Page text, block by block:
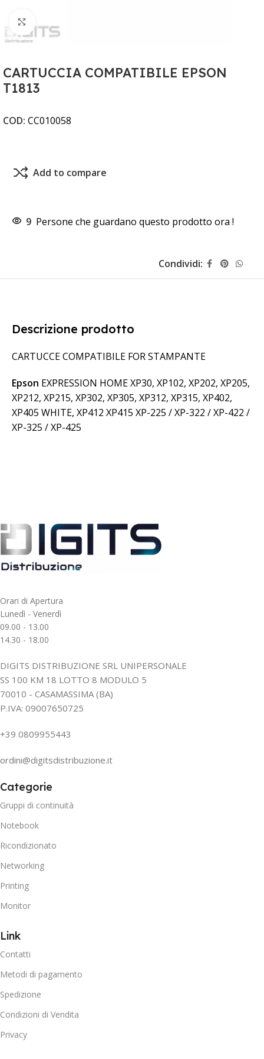
CARTUCCIA COMPATIBILE EPSON
T1813
COD: CC010058
Add to compare
9 Persone che guardano questo prodotto ora !
Condividi:
Descrizione prodotto
CARTUCCE COMPATIBILE FOR STAMPANTE
Epson EXPRESSION HOME XP30, XP102, XP202, XP205,
XP212, XP215, XP302, XP305, XP312, XP315, XP402,
XP405 WHITE, XP412 XP415 XP-225 / XP-322 / XP-422 /
XP-325 / XP-425
Orari di Apertura
Lunedì - Venerdì
09.00 - 13.00
14.30 - 18.00
DIGITS DISTRIBUZIONE SRL UNIPERSONALE
SS 100 KM 18 LOTTO 8 MODULO 5
70010 - CASAMASSIMA (BA)
P.IVA: 09007650725
+39 0809955443
ordini@digitsdistribuzione.it
Categorie
Gruppi di continuità
Notebook
Ricondizionato
Networking
Printing
Monitor
Link
Contatti
Metodi di pagamento
Spedizione
Condizioni di Vendita
Privacy